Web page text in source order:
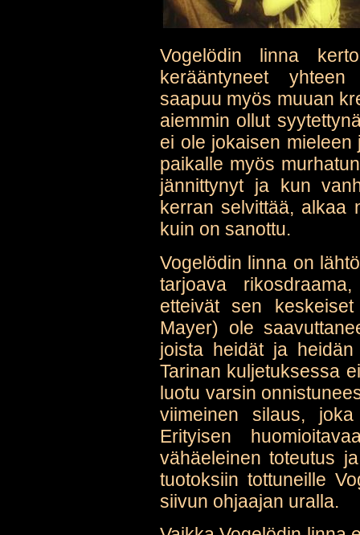
Vogelödin linna
kerääntyneet
saapuu myös muuan
aiemmin ollut
ei ole jokaisen
paikalle myös
jännittynyt ja kun
kerran selvittää, alkaa
kuin on sanottu.
Vogelödin linna on
tarjoava
etteivät sen
Mayer) ole
joista heidät ja heidän
Tarinan kuljetuksessa
luotu varsin
viimeinen silaus,
Erityisen
vähäeleinen toteutus
tuotoksiin tottuneille
siivun ohjaajan uralla.